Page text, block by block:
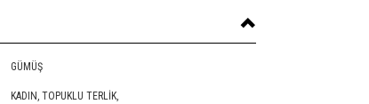
GÜMÜŞ
KADIN, TOPUKLU TERLIK